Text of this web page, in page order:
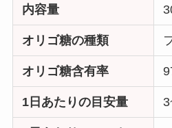
内容量
オリゴ糖の種類
オリゴ糖含有率
1日あたりの目安量